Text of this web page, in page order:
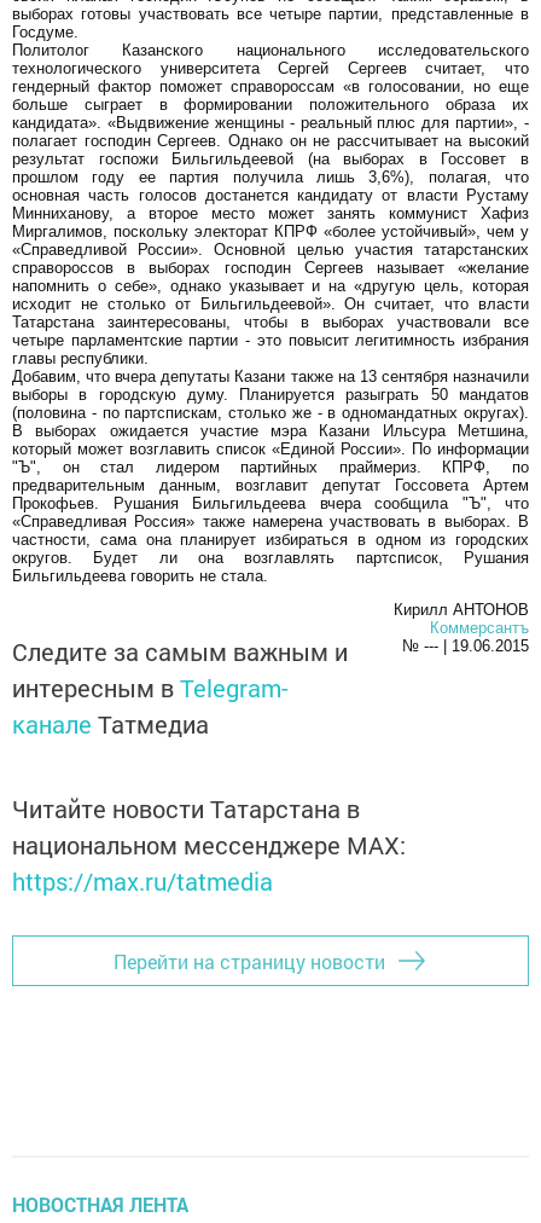
выборах готовы участвовать все четыре партии, представленные в
Госдуме.
Политолог Казанского национального исследовательского
технологического университета Сергей Сергеев считает, что
гендерный фактор поможет справороссам «в голосовании, но еще
больше сыграет в формировании положительного образа их
кандидата». «Выдвижение женщины - реальный плюс для партии», -
полагает господин Сергеев. Однако он не рассчитывает на высокий
результат госпожи Бильгильдеевой (на выборах в Госсовет в
прошлом году ее партия получила лишь 3,6%), полагая, что
основная часть голосов достанется кандидату от власти Рустаму
Минниханову, а второе место может занять коммунист Хафиз
Миргалимов, поскольку электорат КПРФ «более устойчивый», чем у
«Справедливой России». Основной целью участия татарстанских
справороссов в выборах господин Сергеев называет «желание
напомнить о себе», однако указывает и на «другую цель, которая
исходит не столько от Бильгильдеевой». Он считает, что власти
Татарстана заинтересованы, чтобы в выборах участвовали все
четыре парламентские партии - это повысит легитимность избрания
главы республики.
Добавим, что вчера депутаты Казани также на 13 сентября назначили
выборы в городскую думу. Планируется разыграть 50 мандатов
(половина - по партспискам, столько же - в одномандатных округах).
В выборах ожидается участие мэра Казани Ильсура Метшина,
который может возглавить список «Единой России». По информации
"Ъ", он стал лидером партийных праймериз. КПРФ, по
предварительным данным, возглавит депутат Госсовета Артем
Прокофьев. Рушания Бильгильдеева вчера сообщила "Ъ", что
«Справедливая Россия» также намерена участвовать в выборах. В
частности, сама она планирует избираться в одном из городских
округов. Будет ли она возглавлять партсписок, Рушания
Бильгильдеева говорить не стала.
Кирилл АНТОНОВ
Коммерсантъ
№ --- | 19.06.2015
Следите за самым важным и
интересным вTelegram-
канале Татмедиа
Читайте новости Татарстана в
национальном мессенджере MАХ:
https://max.ru/tatmedia
Перейти на страницу новости
НОВОСТНАЯ ЛЕНТА